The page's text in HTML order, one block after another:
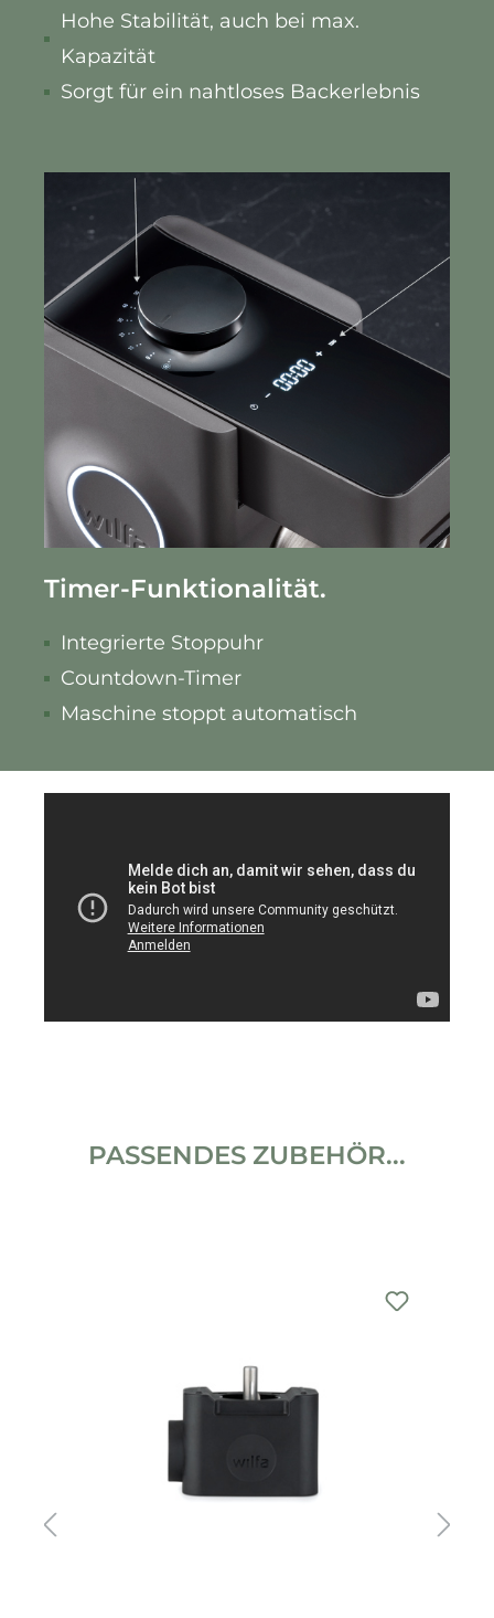
Hohe Stabilität, auch bei max.
Kapazität
Sorgt für ein nahtloses Backerlebnis
Timer-Funktionalität.
Integrierte Stoppuhr
Countdown-Timer
Maschine stoppt automatisch
PASSENDES ZUBEHÖR...